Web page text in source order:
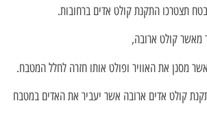
תצטרכו התקנת קולט אדים ברחובות.
מאשר קולט ארובה,
מסנן את האוויר ופולט אותו חזרה לחלל המטבח.
קולט אדים ארובה אשר יעביר את האדים במטבח